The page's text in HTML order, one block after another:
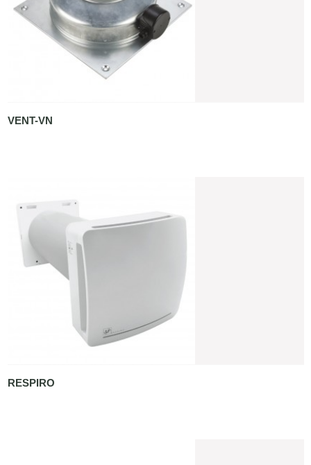
VENT-VN
RESPIRO